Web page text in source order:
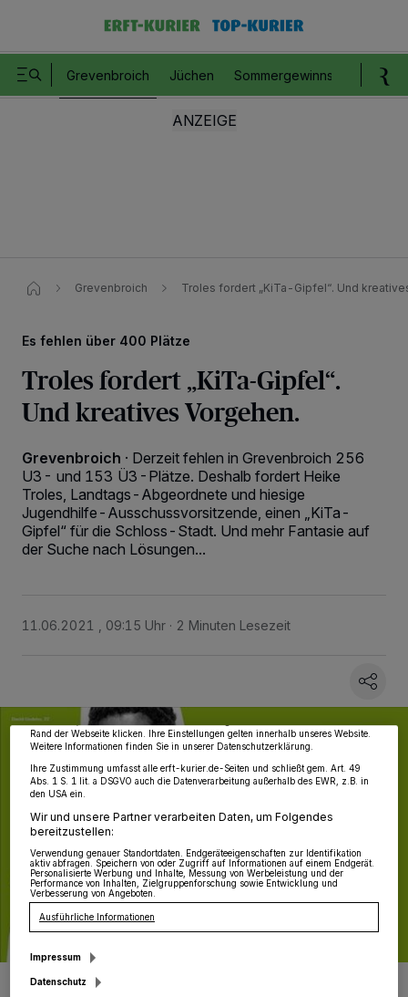
Grevenbroich Jüchen Sommergewinnspiel
Grevenbroich Troles fordert „KiTa-Gipfel“. Und
Es fehlen über 400 Plätze
Troles fordert „KiTa-Gipfel“.
Und kreatives Vorgehen.
Grevenbroich · Derzeit fehlen in Grevenbroich 256
U3- und 153 Ü3-Plätze. Deshalb fordert Heike
Troles, Landtags-Abgeordnete und hiesige
Jugendhilfe-Ausschussvorsitzende, einen „KiTa-
Gipfel“ für die Schloss-Stadt. Und mehr Fantasie auf
der Suche nach Lösungen...
11.06.2021 , 09:15 Uhr 2 Minuten Lesezeit
Eine Kampagne gezielt zur Gewinnung von männlichem Personal
Wir und unsere 218-Partner speichern und greifen auf personenbezogene Daten
wieder aufrufen, um Ihre Einstellungen zu ändern oder Ihre Einwilligung zu
widerrufen, indem Sie auf den Link Einstellungen oder Ablehnen am unteren
Rand der Webseite klicken. Ihre Einstellungen gelten innerhalb unseres Website.
Weitere Informationen finden Sie in unserer Datenschutzerklärung.
Ihre Zustimmung umfasst alle erft-kurier.de-Seiten und schließt gem. Art. 49
Abs. 1 S. 1 lit. a DSGVO auch die Datenverarbeitung außerhalb des EWR, z.B. in
den USA ein.
Wir und unsere Partner verarbeiten Daten, um Folgendes
bereitzustellen:
Verwendung genauer Standortdaten. Endgeräteeigenschaften zur Identifikation
aktiv abfragen. Speichern von oder Zugriff auf Informationen auf einem Endgerät.
Personalisierte Werbung und Inhalte, Messung von Werbeleistung und der
Performance von Inhalten, Zielgruppenforschung sowie Entwicklung und
Verbesserung von Angeboten.
Ausführliche Informationen
Impressum
Datenschutz